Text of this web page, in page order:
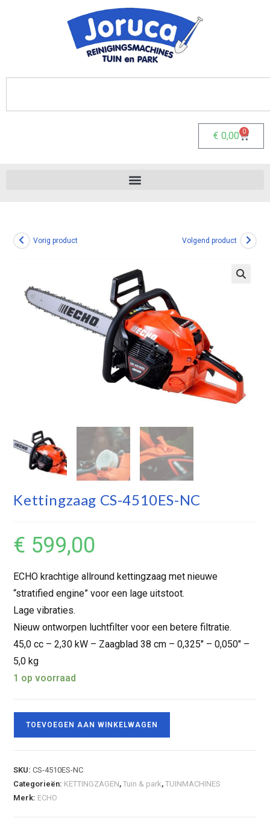
€ 0,00 0
Vorig product Volgend product
Kettingzaag CS-4510ES-NC
€ 599,00
ECHO krachtige allround kettingzaag met nieuwe
“stratified engine” voor een lage uitstoot.
Lage vibraties.
Nieuw ontworpen luchtfilter voor een betere filtratie.
45,0 cc – 2,30 kW – Zaagblad 38 cm – 0,325″ – 0,050″ –
5,0 kg
1 op voorraad
TOEVOEGEN AAN WINKELWAGEN
SKU:CS-4510ES-NC
Categorieën: KETTINGZAGEN,Tuin & park,TUINMACHINES
Merk: ECHO